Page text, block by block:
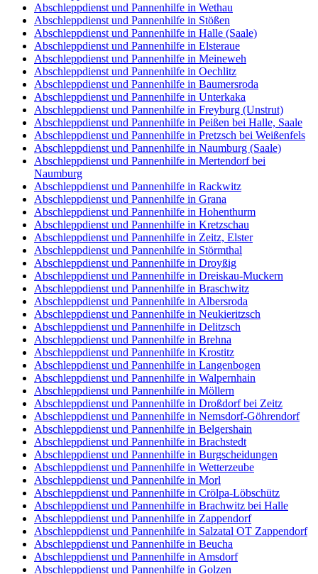
Abschleppdienst und Pannenhilfe in Wethau
Abschleppdienst und Pannenhilfe in Stößen
Abschleppdienst und Pannenhilfe in Halle (Saale)
Abschleppdienst und Pannenhilfe in Elsteraue
Abschleppdienst und Pannenhilfe in Meineweh
Abschleppdienst und Pannenhilfe in Oechlitz
Abschleppdienst und Pannenhilfe in Baumersroda
Abschleppdienst und Pannenhilfe in Unterkaka
Abschleppdienst und Pannenhilfe in Freyburg (Unstrut)
Abschleppdienst und Pannenhilfe in Peißen bei Halle, Saale
Abschleppdienst und Pannenhilfe in Pretzsch bei Weißenfels
Abschleppdienst und Pannenhilfe in Naumburg (Saale)
Abschleppdienst und Pannenhilfe in Mertendorf bei
Naumburg
Abschleppdienst und Pannenhilfe in Rackwitz
Abschleppdienst und Pannenhilfe in Grana
Abschleppdienst und Pannenhilfe in Hohenthurm
Abschleppdienst und Pannenhilfe in Kretzschau
Abschleppdienst und Pannenhilfe in Zeitz, Elster
Abschleppdienst und Pannenhilfe in Störmthal
Abschleppdienst und Pannenhilfe in Droyßig
Abschleppdienst und Pannenhilfe in Dreiskau-Muckern
Abschleppdienst und Pannenhilfe in Braschwitz
Abschleppdienst und Pannenhilfe in Albersroda
Abschleppdienst und Pannenhilfe in Neukieritzsch
Abschleppdienst und Pannenhilfe in Delitzsch
Abschleppdienst und Pannenhilfe in Brehna
Abschleppdienst und Pannenhilfe in Krostitz
Abschleppdienst und Pannenhilfe in Langenbogen
Abschleppdienst und Pannenhilfe in Walpernhain
Abschleppdienst und Pannenhilfe in Möllern
Abschleppdienst und Pannenhilfe in Droßdorf bei Zeitz
Abschleppdienst und Pannenhilfe in Nemsdorf-Göhrendorf
Abschleppdienst und Pannenhilfe in Belgershain
Abschleppdienst und Pannenhilfe in Brachstedt
Abschleppdienst und Pannenhilfe in Burgscheidungen
Abschleppdienst und Pannenhilfe in Wetterzeube
Abschleppdienst und Pannenhilfe in Morl
Abschleppdienst und Pannenhilfe in Crölpa-Löbschütz
Abschleppdienst und Pannenhilfe in Brachwitz bei Halle
Abschleppdienst und Pannenhilfe in Zappendorf
Abschleppdienst und Pannenhilfe in Salzatal OT Zappendorf
Abschleppdienst und Pannenhilfe in Beucha
Abschleppdienst und Pannenhilfe in Amsdorf
Abschleppdienst und Pannenhilfe in Golzen